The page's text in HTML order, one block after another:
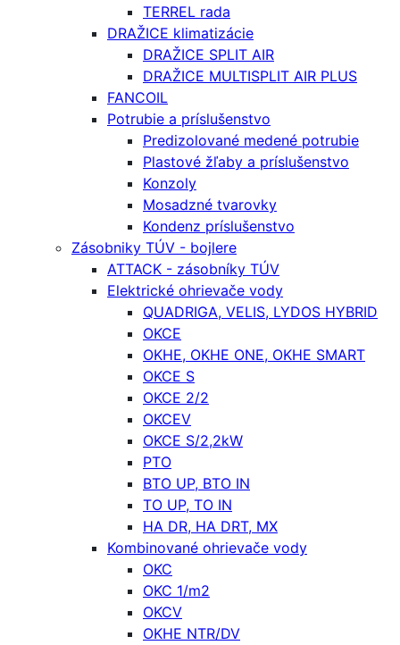
TERREL rada
DRAŽICE klimatizácie
DRAŽICE SPLIT AIR
DRAŽICE MULTISPLIT AIR PLUS
FANCOIL
Potrubie a príslušenstvo
Predizolované medené potrubie
Plastové žľaby a príslušenstvo
Konzoly
Mosadzné tvarovky
Kondenz príslušenstvo
Zásobniky TÚV - bojlere
ATTACK - zásobníky TÚV
Elektrické ohrievače vody
QUADRIGA, VELIS, LYDOS HYBRID
OKCE
OKHE, OKHE ONE, OKHE SMART
OKCE S
OKCE 2/2
OKCEV
OKCE S/2,2kW
PTO
BTO UP, BTO IN
TO UP, TO IN
HA DR, HA DRT, MX
Kombinované ohrievače vody
OKC
OKC 1/m2
OKCV
OKHE NTR/DV